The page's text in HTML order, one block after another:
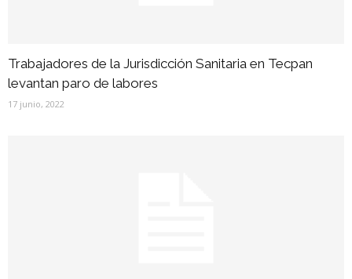
Trabajadores de la Jurisdicción Sanitaria en Tecpan
levantan paro de labores
17 junio, 2022